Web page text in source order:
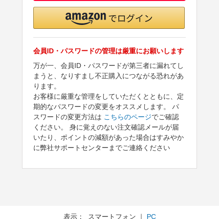
会員ID・パスワードの管理は厳重にお願いします
万が一、会員ID・パスワードが第三者に漏れてし
まうと、なりすまし不正購入につながる恐れがあ
ります。
お客様に厳重な管理をしていただくとともに、定
期的なパスワードの変更をオススメします。 パ
スワードの変更方法は こちらのページでご確認
ください。 身に覚えのない注文確認メールが届
いたり、ポイントの減額があった場合はすみやか
に弊社サポートセンターまでご連絡ください
表示： スマートフォン ｜ PC